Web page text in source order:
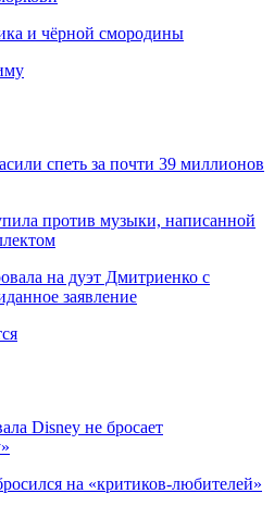
и чёрной смородины
спеть за почти 39 миллионов
против музыки, написанной
на дуэт Дмитриенко с
заявление
Disney не бросает
на «критиков-любителей»